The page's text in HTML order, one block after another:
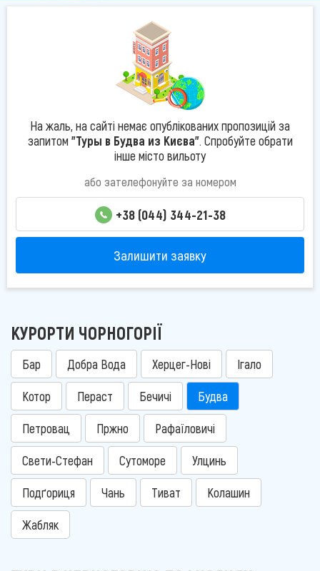
На жаль, на сайті немає опублікованих пропозицій за
запитом "Туры в Будва из Києва". Спробуйте обрати
інше місто вильоту
або зателефонуйте за номером
+38 (044) 344-21-38
Залишити заявку
КУРОРТИ ЧОРНОГОРІЇ
Бар Добра Вода Херцег-Нові Ігало
Котор Пераст Бечичі Будва
Петровац Пржно Рафаїловичі
Свети-Стефан Сутоморе Улцинь
Подґориця Чань Тиват Колашин
Жабляк